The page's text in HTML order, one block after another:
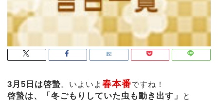
3月5日は啓蟄。いよいよ 春本番ですね！
啓蟄は、「冬ごもりしていた虫も動き出す」
と